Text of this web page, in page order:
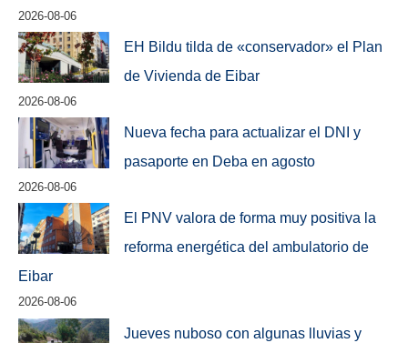
2026-08-06
EH Bildu tilda de «conservador» el Plan
de Vivienda de Eibar
2026-08-06
Nueva fecha para actualizar el DNI y
pasaporte en Deba en agosto
2026-08-06
El PNV valora de forma muy positiva la
reforma energética del ambulatorio de
Eibar
2026-08-06
Jueves nuboso con algunas lluvias y